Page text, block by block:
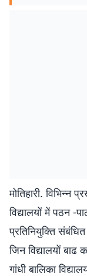
मोतिहारी.
विद्यालयों में पठन -
प्रतिनियुक्ति
जिन विद्यालयों
गांधी बालिका